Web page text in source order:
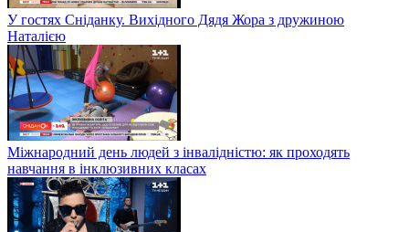
У гостях Сніданку. Вихідного Дядя Жора з дружиною
Наталією
Міжнародний день людей з інвалідністю: як проходять
навчання в інклюзивних класах